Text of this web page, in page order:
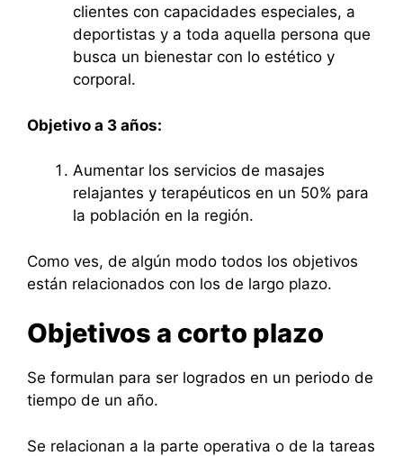
clientes con capacidades especiales, a
deportistas y a toda aquella persona que
busca un bienestar con lo estético y
corporal.
Objetivo a 3 años:
Aumentar los servicios de masajes
relajantes y terapéuticos en un 50% para
la población en la región.
Como ves, de algún modo todos los objetivos
están relacionados con los de largo plazo.
Objetivos a corto plazo
Se formulan para ser logrados en un periodo de
tiempo de un año.
Se relacionan a la parte operativa o de la tareas